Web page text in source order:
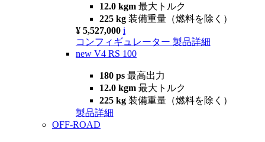
12.0 kgm 最大トルク
225 kg 装備重量（燃料を除く）
¥ 5,527,000 i
コンフィギュレーター 製品詳細
new V4 RS 100
180 ps 最高出力
12.0 kgm 最大トルク
225 kg 装備重量（燃料を除く）
製品詳細
OFF-ROAD